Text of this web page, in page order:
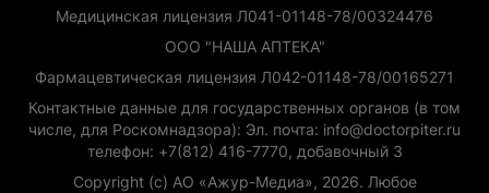
Медицинская лицензия Л041-01148-78/00324476
ООО "НАША АПТЕКА"
Фармацевтическая лицензия Л042-01148-78/00165271
Контактные данные для государственных органов (в том
числе, для Роскомнадзора): Эл. почта: info@doctorpiter.ru
телефон: +7(812) 416-7770, добавочный 3
Copyright (с) АО «Ажур-Медиа», 2026. Любое